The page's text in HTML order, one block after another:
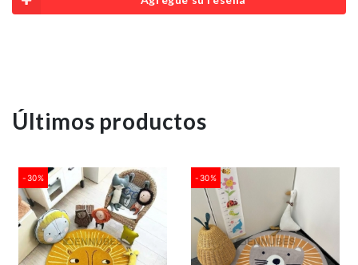
Últimos productos
-30% -30%